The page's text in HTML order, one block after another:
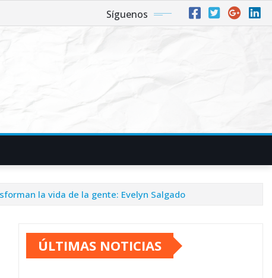
Síguenos
la vida de la gente: Evelyn Salgado
ÚLTIMAS NOTICIAS